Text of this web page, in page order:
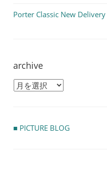
Porter Classic New Delivery
archive
archive
■ PICTURE BLOG